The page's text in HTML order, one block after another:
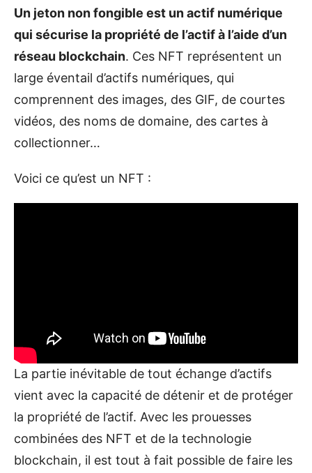
Un jeton non fongible est un actif numérique
qui sécurise la propriété de l’actif à l’aide d’un
réseau blockchain. Ces NFT représentent un
large éventail d’actifs numériques, qui
comprennent des images, des GIF, de courtes
vidéos, des noms de domaine, des cartes à
collectionner…
Voici ce qu’est un NFT :
La partie inévitable de tout échange d’actifs
vient avec la capacité de détenir et de protéger
la propriété de l’actif. Avec les prouesses
combinées des NFT et de la technologie
blockchain, il est tout à fait possible de faire les